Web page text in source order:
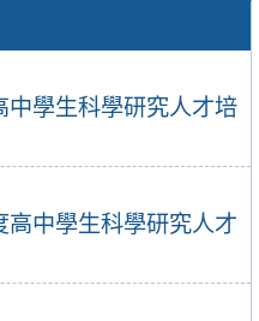
學生科學研究人才培
中學生科學研究人才